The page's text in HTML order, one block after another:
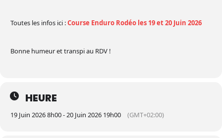
Toutes les infos ici :Course Enduro Rodéo les 19 et 20 Juin 2026
Bonne humeur et transpi au RDV !
HEURE
19 Juin 2026 8h00 - 20 Juin 2026 19h00 (GMT+02:00)